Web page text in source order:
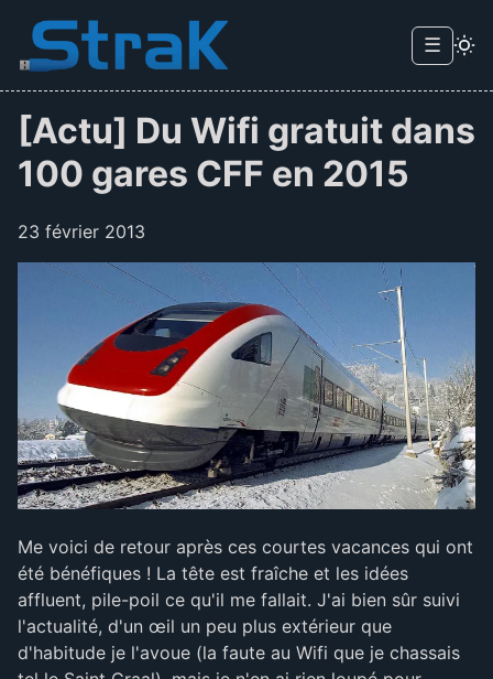
Skip to main content
☰
[Actu] Du Wifi gratuit dans
100 gares CFF en 2015
23 février 2013
Me voici de retour après ces courtes vacances qui ont
été bénéfiques ! La tête est fraîche et les idées
affluent, pile-poil ce qu'il me fallait. J'ai bien sûr suivi
l'actualité, d'un œil un peu plus extérieur que
d'habitude je l'avoue (la faute au Wifi que je chassais